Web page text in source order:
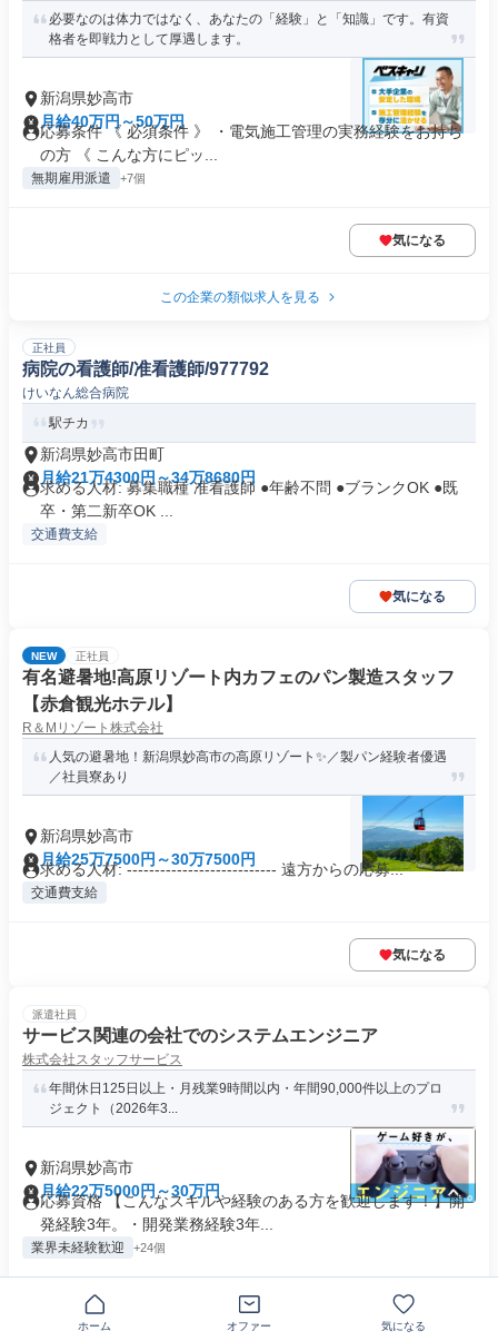
必要なのは体力ではなく、あなたの「経験」と「知識」です。有資
格者を即戦力として厚遇します。
新潟県妙高市
月給40万円～50万円
応募条件 《 必須条件 》 ・電気施工管理の実務経験をお持ち
の方 《 こんな方にピッ...
無期雇用派遣 +7個
気になる
この企業の類似求人を見る
正社員
病院の看護師/准看護師/977792
けいなん総合病院
駅チカ
新潟県妙高市田町
月給21万4300円～34万8680円
求める人材: 募集職種 准看護師 ●年齢不問 ●ブランクOK ●既
卒・第二新卒OK ...
交通費支給
気になる
NEW 正社員
有名避暑地!高原リゾート内カフェのパン製造スタッフ
【赤倉観光ホテル】
R＆Mリゾート株式会社
人気の避暑地！新潟県妙高市の高原リゾート✨／製パン経験者優遇
／社員寮あり
新潟県妙高市
月給25万7500円～30万7500円
求める人材: --------------------------- 遠方からの応募...
交通費支給
気になる
派遣社員
サービス関連の会社でのシステムエンジニア
株式会社スタッフサービス
年間休日125日以上・月残業9時間以内・年間90,000件以上のプロ
ジェクト（2026年3...
新潟県妙高市
月給22万5000円～30万円
応募資格 【こんなスキルや経験のある方を歓迎します！】開
発経験3年。・開発業務経験3年...
業界未経験歓迎 +24個
気になる
ホーム オファー 気になる